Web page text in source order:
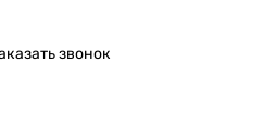
звонок